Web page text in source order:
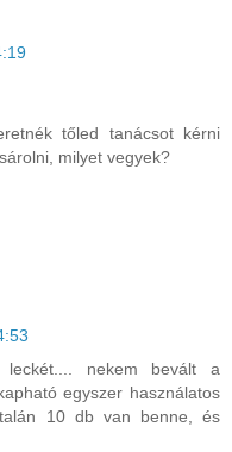
tőled tanácsot kérni
milyet vegyek?
nekem bevált a
egyszer használatos
10 db van benne, és